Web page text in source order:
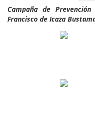
Campaña de
Francisco de Icaza